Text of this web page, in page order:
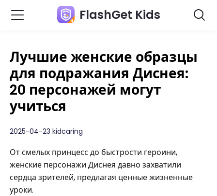
FlashGet Kids
Лучшие женские образцы
для подражания Диснея:
20 персонажей могут
учиться
2025-04-23 kidcaring
От смелых принцесс до быстрости героини,
женские персонажи Диснея давно захватили
сердца зрителей, предлагая ценные жизненные
уроки.